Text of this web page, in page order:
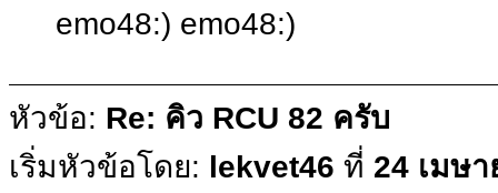
emo48:) emo48:)
หัวข้อ: Re: คิว RCU 82 ครับ
เริ่มหัวข้อโดย: lekvet46 ที่ 24 เมษ